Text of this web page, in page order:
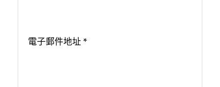
電子郵件地址 *